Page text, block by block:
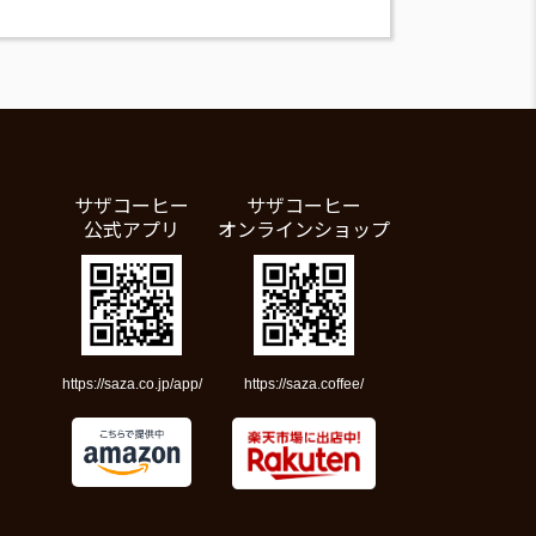
サザコーヒー
公式アプリ
https://saza.co.jp/app/
サザコーヒー
オンラインショップ
https://saza.coffee/